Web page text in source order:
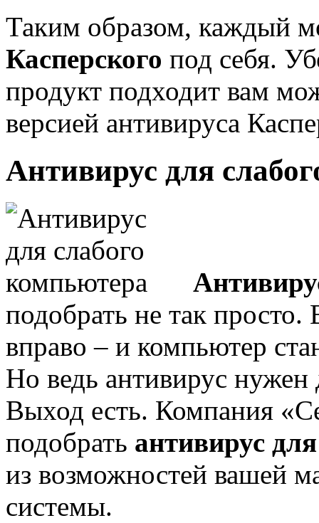
Таким образом, каждый
Касперского под себя.
продукт подходит вам
версией антивируса
Антивирус для
подобрать не так просто.
вправо – и компьютер
Но ведь антивирус
Выход есть. Компания
подобрать антивирус
из возможностей вашей
системы.